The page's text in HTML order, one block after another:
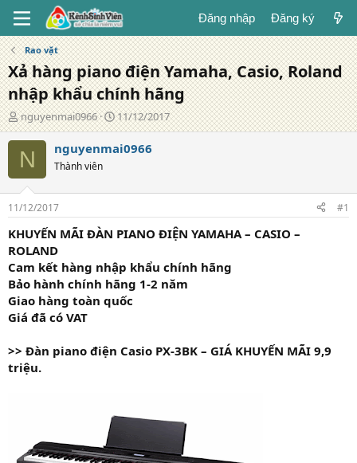
Đăng nhập Đăng ký
Rao vặt
Xả hàng piano điện Yamaha, Casio, Roland
nhập khẩu chính hãng
T
á
c
g
ả
nguyenmai0966
N
g
à
g
11/12/2017
N nguyenmai0966
Thành viên
11/12/2017 #1
KHUYẾN MÃI ĐÀN PIANO ĐIỆN YAMAHA – CASIO –
ROLAND
Cam kết hàng nhập khẩu chính hãng
Bảo hành chính hãng 1-2 năm
Giao hàng toàn quốc
Giá đã có VAT
>> Đàn piano điện Casio PX-3BK – GIÁ KHUYẾN MÃI 9,9
triệu.